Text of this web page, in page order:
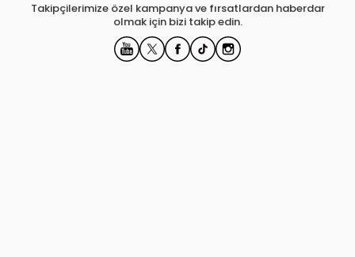
Takipçilerimize özel kampanya ve fırsatlardan haberdar
olmak için bizi takip edin.